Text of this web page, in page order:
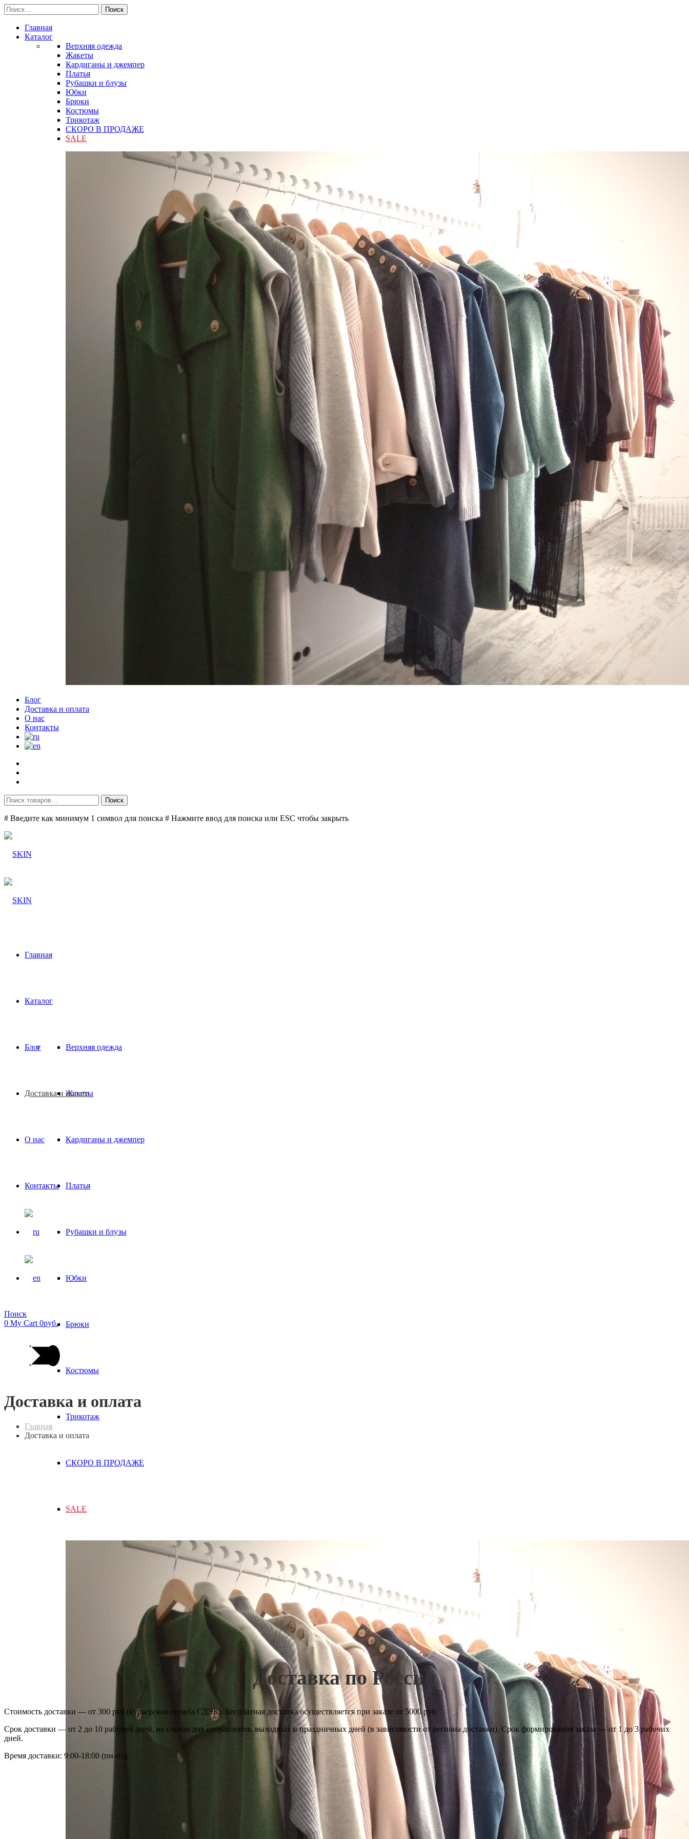
Поиск
Главная
Каталог
Верхняя одежда
Жакеты
Кардиганы и джемпер
Платья
Рубашки и блузы
Юбки
Брюки
Костюмы
Трикотаж
СКОРО В ПРОДАЖЕ
SALE
Блог
Доставка и оплата
О нас
Контакты
Поиск
# Введите как минимум 1 символ для поиска # Нажмите ввод для поиска или ESC чтобы закрыть
Главная
Каталог
Верхняя одежда
Жакеты
Кардиганы и джемпер
Платья
Рубашки и блузы
Юбки
Брюки
Костюмы
Трикотаж
СКОРО В ПРОДАЖЕ
SALE
Блог
Доставка и оплата
О нас
Контакты
Поиск
0 My Cart 0руб.
Доставка и оплата
Главная
Доставка и оплата
Доставка по России
Стоимость доставки — от 300 руб (курьерская служба СДЭК). Бесплатная доставка осуществляется при заказе от 5000 руб.
Срок доставки — от 2 до 10 рабочих дней, не считая дня отправления, выходных и праздничных дней (в зависимости от региона доставки). Срок формирования заказа — от 1 до 3 рабочих
дней.
Время доставки: 9:00-18:00 (пн-пт).